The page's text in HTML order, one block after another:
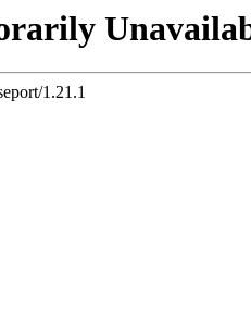
1.21.1